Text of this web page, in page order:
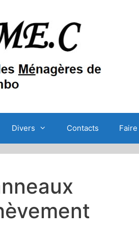
Divers Contacts